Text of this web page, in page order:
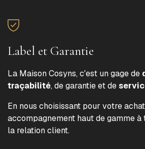
Label et Garantie
La Maison Cosyns, c'est un gage de
traçabilité, de garantie et de
En nous choisissant pour votre
accompagnement haut de gamme à
la relation client.